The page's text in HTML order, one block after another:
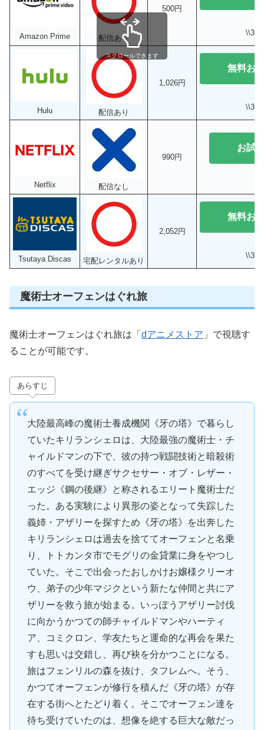
Amazon Prime 配信あり
500円
\\30
Hulu 配信あり
1,026円
無料お
\\31
Netflix 配信なし
990円
お試
Tsutaya Discas 宅配レンタルあり
2,052円
無料お
\\30
スクロールできます
魔術士オーフェンはぐれ旅
魔術士オーフェンはぐれ旅は「 dアニメストア 」で視聴す
ることが可能です。
あらすじ
大陸最高峰の魔術士養成機関《牙の塔》で暮らし
ていたキリランシェロは、大陸最強の魔術士・チ
ャイルドマンの下で、彼の持つ戦闘技術と暗殺術
のすべてを受け継ぎサクセサー・オブ・レザー・
エッジ《鋼の後継》と称されるエリート魔術士だ
った。ある実験により異形の姿となって失踪した
義姉・アザリーを探すため《牙の塔》を出奔した
キリランシェロは過去を捨ててオーフェンと名乗
り、トトカンタ市でモグリの金貸業に身をやつし
ていた。そこで出会ったおしかけお嬢様クリーオ
ウ、弟子の少年マジクという新たな仲間と共にア
ザリーを救う旅が始まる。いっぽうアザリー討伐
に向かうかつての師チャイルドマンやハーティ
ア、コミクロン、学友たちと運命的な再会を果た
すも思いは交錯し、再び袂を分かつことになる。
旅はフェンリルの森を抜け、タフレムへ。そう、
かつてオーフェンが修行を積んだ《牙の塔》が存
在する街へとたどり着く。そこでオーフェン達を
待ち受けていたのは、想像を絶する巨大な敵だっ